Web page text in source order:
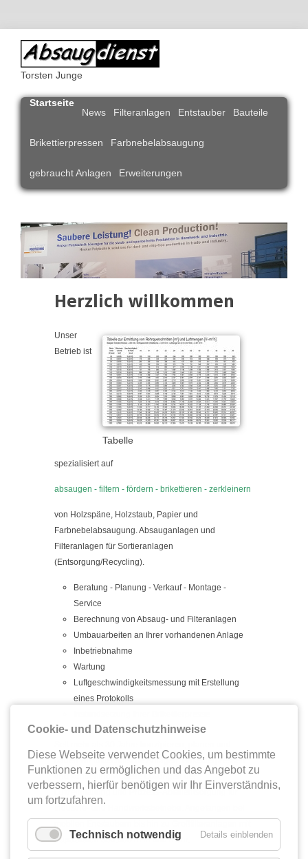
Torsten Junge
überspringen
Startseite
News
Filteranlagen Entstauber Bauteile
Brikettierpressen Farbnebelabsaugung
gebraucht Anlagen Erweiterungen
Herzlich willkommen
Tabelle
Unser
Betrieb ist
spezialisiert auf
absaugen - filtern - fördern - brikettieren - zerkleinern
von Holzspäne, Holzstaub, Papier und
Farbnebelabsaugung. Absauganlagen und
Filteranlagen für Sortieranlagen
(Entsorgung/Recycling).
Beratung - Planung - Verkauf - Montage -
Service
Berechnung von Absaug- und Filteranlagen
Umbauarbeiten an Ihrer vorhandenen Anlage
Inbetriebnahme
Wartung
Luftgeschwindigkeitsmessung mit Erstellung
eines Protokolls
bauen wir lufttechnische Anlagen, Brikettierpressen
und kundenindividuelle Lösungen der
Luftreinhaltung und Prozess-Abfallentsorgung für
Kapazitäten 300.000 m³/h und mehr.
Cookie- und Datenschutzhinweise
Diese Webseite verwendet Cookies, um bestimmte
Funktionen zu ermöglichen und das Angebot zu
verbessern, hierfür benötigen wir Ihr Einverständnis,
um fortzufahren.
Technisch notwendig Details einblenden